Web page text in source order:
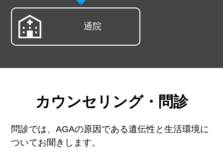
通院
カウンセリング・問診
問診では、AGAの原因である遺伝性と生活環境に
ついてお聞きします。